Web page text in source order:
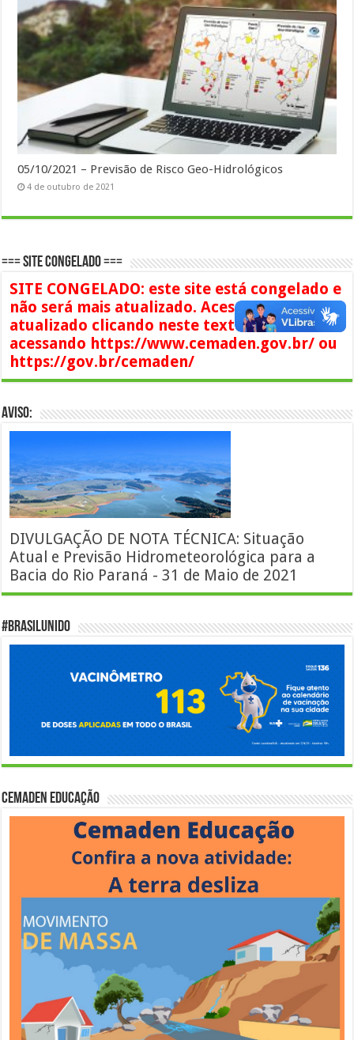
05/10/2021 – Previsão de Risco Geo-Hidrológicos
4 de outubro de 2021
=== SITE CONGELADO ===
SITE CONGELADO: este site está congelado e
não será mais atualizado. Acesse o conteúdo
atualizado clicando neste texto ou
acessando https://www.cemaden.gov.br/ ou
https://gov.br/cemaden/
AVISO:
DIVULGAÇÃO DE NOTA TÉCNICA: Situação
Atual e Previsão Hidrometeorológica para a
Bacia do Rio Paraná - 31 de Maio de 2021
#BrasilUnido
Cemaden Educação